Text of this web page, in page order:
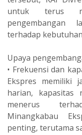
untuk terus
pengembangan
terhadap
Upaya
• Frekuensi dan
Ekspres memiliki
harian, kapasitas
menerus
Minangkabau
penting, terutama